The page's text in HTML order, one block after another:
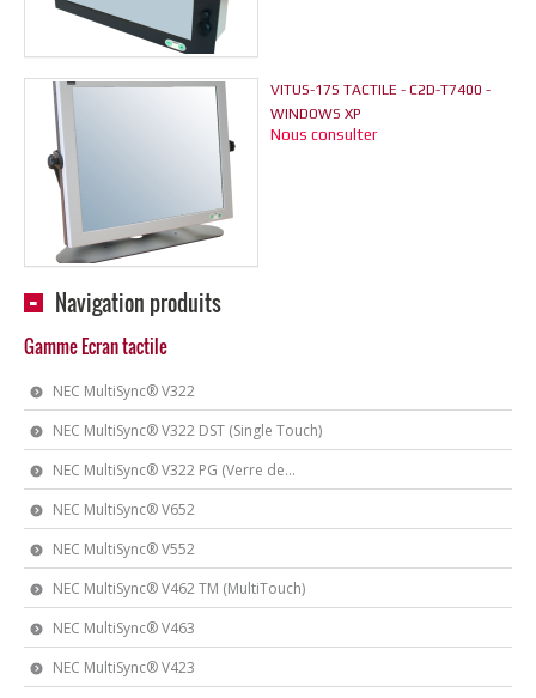
VITUS-17S TACTILE - C2D-T7400 -
WINDOWS XP
Nous consulter
Navigation produits
Gamme Ecran tactile
NEC MultiSync® V322
NEC MultiSync® V322 DST (Single Touch)
NEC MultiSync® V322 PG (Verre de...
NEC MultiSync® V652
NEC MultiSync® V552
NEC MultiSync® V462 TM (MultiTouch)
NEC MultiSync® V463
NEC MultiSync® V423